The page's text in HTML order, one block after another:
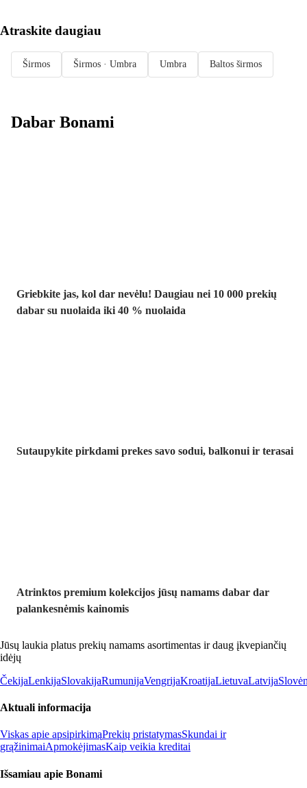
Atraskite daugiau
Širmos Širmos · Umbra Umbra Baltos širmos
Dabar Bonami
Griebkite jas, kol dar nevėlu! Daugiau nei 10 000 prekių
dabar su nuolaida iki 40 % nuolaida
Sutaupykite pirkdami prekes savo sodui, balkonui ir terasai
Atrinktos premium kolekcijos jūsų namams dabar dar
palankesnėmis kainomis
Jūsų laukia platus prekių namams asortimentas ir daug įkvepiančių
idėjų
ČekijaLenkijaSlovakijaRumunijaVengrijaKroatijaLietuvaLatvija
Aktuali informacija
Viskas apie apsipirkimąPrekių pristatymasSkundai ir
grąžinimaiApmokėjimasKaip veikia kreditai
Išsamiau apie Bonami